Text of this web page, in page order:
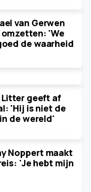
van Gerwen
'We
de waarheid
Litter geeft af
'Hij is niet de
de wereld'
Noppert maakt
'Je hebt mijn